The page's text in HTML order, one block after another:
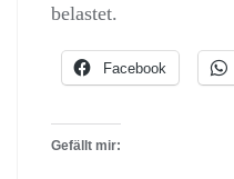
belastet.
Facebook
Gefällt mir: